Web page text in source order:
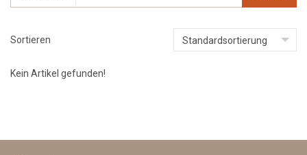
Sortieren Standardsortierung
Kein Artikel gefunden!